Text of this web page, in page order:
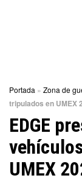
Portada » Zona de
tripulados en UMEX
EDGE
UMEX